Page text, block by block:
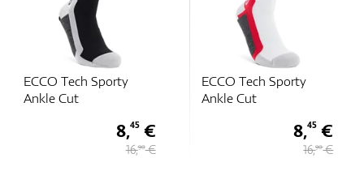
ECCO Tech Sporty
ECCO Tech